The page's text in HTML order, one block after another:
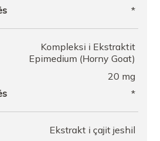
*
Kompleksi i Ekstraktit
Epimedium (Horny Goat)
20 mg
*
Ekstrakt i çajit jeshil